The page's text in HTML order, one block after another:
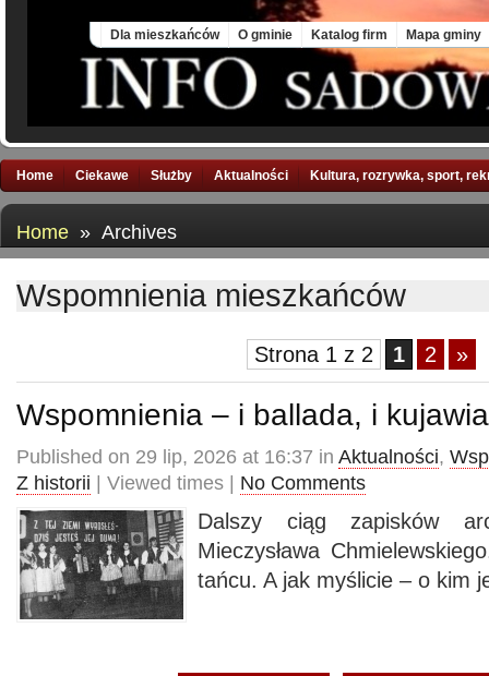
Dla mieszkańców O gminie Katalog firm Mapa gminy
Home Ciekawe Służby Aktualności Kultura, rozrywka, sport,
Home » Archives
Wspomnienia mieszkańców
Strona 1 z 2 1 2 »
Wspomnienia – i ballada, i
Published on 29 lip, 2026 at 16:37 in Aktualności,
Z historii | Viewed times | No Comments
Dalszy ciąg zapisków
Mieczysława
tańcu. A jak myślicie – o kim